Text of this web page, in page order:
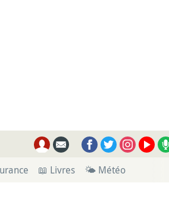
📖 Livres 🌤 Météo